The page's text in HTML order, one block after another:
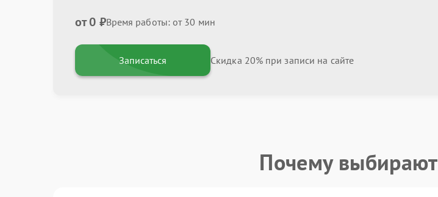
от 0 ₽Время работы: от 30 мин
Записаться Скидка 20% при записи на сайте
Почему выбирают